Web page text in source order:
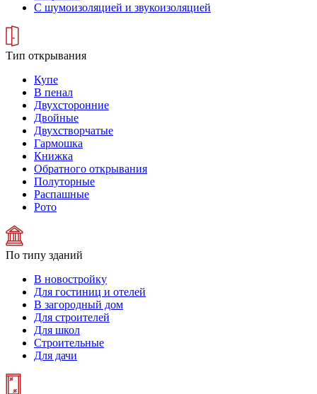
С шумоизоляцией и звукоизоляцией
Тип открывания
Купе
В пенал
Двухсторонние
Двойные
Двухстворчатые
Гармошка
Книжка
Обратного открывания
Полуторные
Распашные
Рото
По типу зданий
В новостройку
Для гостиниц и отелей
В загородный дом
Для строителей
Для школ
Строительные
Для дачи